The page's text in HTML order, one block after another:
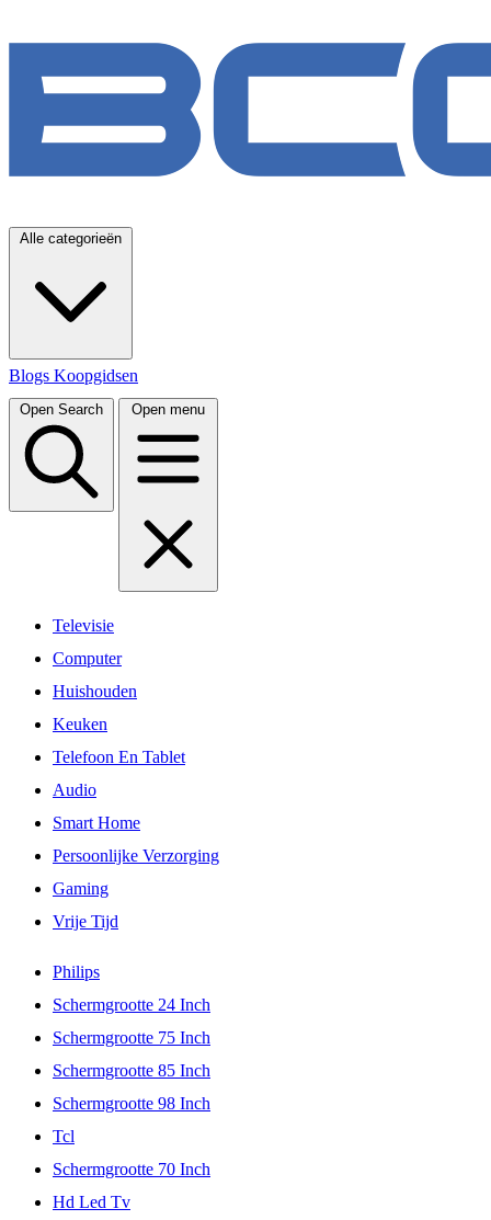
Alle categorieën
Blogs Koopgidsen
Open Search Open menu
Televisie
Computer
Huishouden
Keuken
Telefoon En Tablet
Audio
Smart Home
Persoonlijke Verzorging
Gaming
Vrije Tijd
Philips
Schermgrootte 24 Inch
Schermgrootte 75 Inch
Schermgrootte 85 Inch
Schermgrootte 98 Inch
Tcl
Schermgrootte 70 Inch
Hd Led Tv